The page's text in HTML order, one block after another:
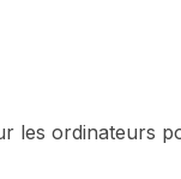
ordinateurs